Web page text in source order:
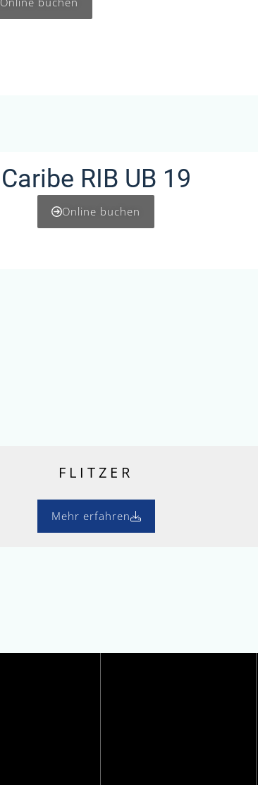
Caribe RIB UB 19
Online buchen
FLITZER
Mehr erfahren